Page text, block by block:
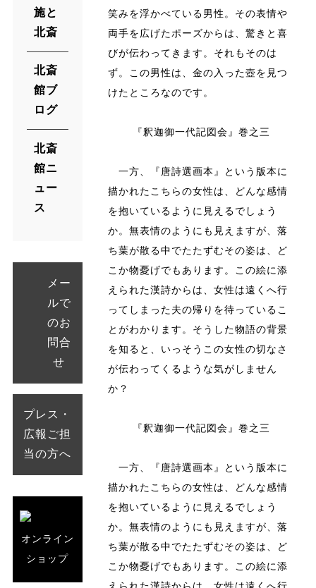
笑みを浮かべている男性。その表情や
両手を広げたポーズからは、驚きと喜
びが伝わってきます。それもそのは
ず。この男性は、金の入った壺を見つ
けたところなのです。
『釈迦御一代記図会』巻之三
一方、『唐詩選画本』という版本に
描かれたこちらの女性は、どんな感情
を抱いているように見えるでしょう
か。無表情のようにも見えますが、落
ち葉が散る中でたたずむその姿は、ど
こか物憂げでもあります。この絵に添
えられた漢詩からは、女性は遠くへ行
ってしまった夫の帰りを待っているこ
とがわかります。そうした物語の背景
を知ると、いっそうこの女性の切なさ
が伝わってくるような気がしません
か？
『釈迦御一代記図会』巻之三
一方、『唐詩選画本』という版本に
描かれたこちらの女性は、どんな感情
を抱いているように見えるでしょう
か。無表情のようにも見えますが、落
ち葉が散る中でたたずむその姿は、ど
こか物憂げでもあります。この絵に添
施と
北斎
北斎
館ブ
ログ
北斎
館ニ
ュー
ス
メー
ルで
のお
問合
せ
プレス・
広報ご担
当の方へ
オンライン
ショップ